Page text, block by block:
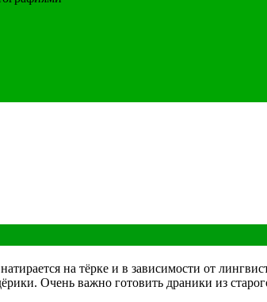
на тёрке и в зависимости от
Очень важно готовить драники из